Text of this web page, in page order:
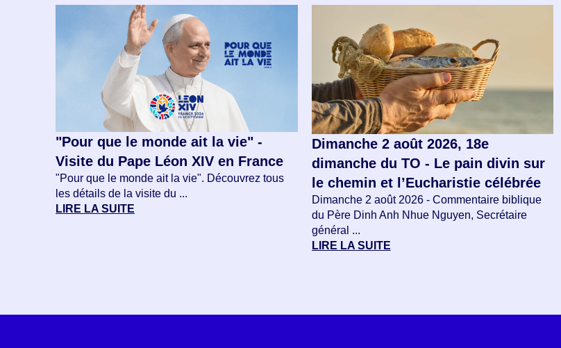
"Pour que le monde ait la vie" -
Visite du Pape Léon XIV en France
"Pour que le monde ait la vie". Découvrez tous
les détails de la visite du ...
LIRE LA SUITE
Dimanche 2 août 2026, 18e
dimanche du TO - Le pain divin sur
le chemin et l’Eucharistie célébrée
Dimanche 2 août 2026 - Commentaire biblique
du Père Dinh Anh Nhue Nguyen, Secrétaire
général ...
LIRE LA SUITE